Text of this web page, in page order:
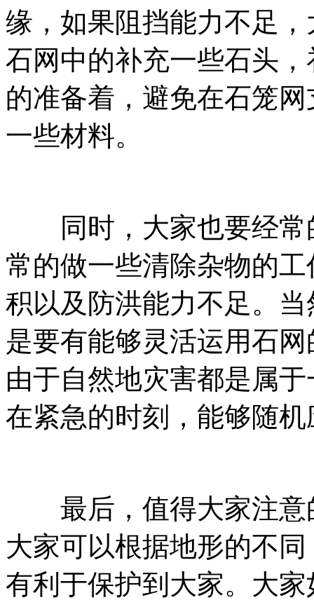
缘，如果阻挡能力不足
石网中的补充一些石头
的准备着，避免在石笼
一些材料。
同时，大家也要经常
常的做一些清除杂物的
积以及防洪能力不足。
是要有能够灵活运用石
由于自然地灾害都是属
在紧急的时刻，能够随机
最后，值得大家注意
大家可以根据地形的不
有利于保护到大家。大